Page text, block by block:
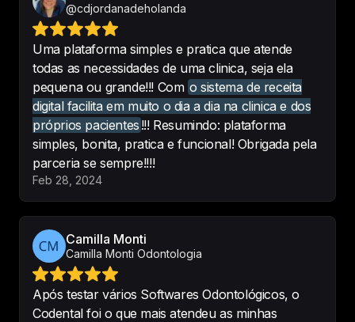
equipe que nos atende pronto e
rápido
-Dra Sabrina Ariele
Pesquisei bastante sobre
softwares odontológicos e escolhi
o Codental. Foi uma escolha muito
acertada. Estou satisfeito com o
e a vida da minha secretária. Sem
falar que está em constante
evolução. Uso e recomendo!
- Auremir Melo
@cdjordanadeholanda
Uma plataforma simples e pratica que atende
todas as necessidades de uma clinica, seja ela
pequena ou grande!!! Com o sistema de receita
digital facilita em muito o dia a dia na clinica e dos
próprios pacientes !!! Resumindo: plataforma
simples, bonita, pratica e funcional! Obrigada pela
parceria se sempre!!!!
Feb 28, 2024
Camilla Monti
Camilla Monti Odontologia
Após testar vários Softwares Odontológicos, o
Codental foi o que mais atendeu as minhas